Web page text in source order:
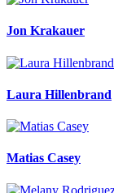
Jon Krakauer
Laura Hillenbrand
Matias Casey